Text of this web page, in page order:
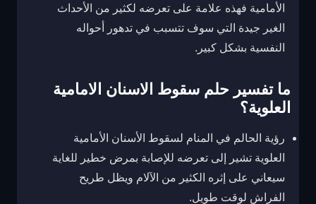
الأمامية فهذه علامة على تعرضه لكثير من الأحداث
الغير جيدة التي سوف تتسبب في تدهور أحواله
النفسية بشكل كبير.
ما تفسير حلم سقوط الاسنان الامامية
العلوية؟
رؤية الحالم في المنام لسقوط الأسنان الأمامية
العلوية تشير إلى تعرضه للإصابة بمرض خطير للغاية
سيعاني على إثره الكثير من الآلام ويظل طريح
الفراش لوقت طويل.